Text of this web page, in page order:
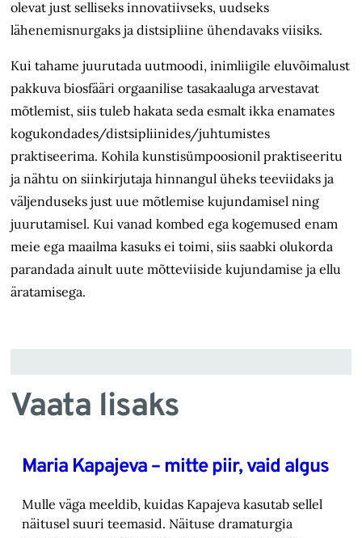
olevat just selliseks innovatiivseks, uudseks
lähenemisnurgaks ja distsipliine ühendavaks viisiks.
Kui tahame juurutada uutmoodi, inimliigile eluvõimalust
pakkuva biosfääri orgaanilise tasakaaluga arvestavat
mõtlemist, siis tuleb hakata seda esmalt ikka enamates
kogukondades/distsipliinides/juhtumistes
praktiseerima. Kohila kunstisümpoosionil praktiseeritu
ja nähtu on siinkirjutaja hinnangul üheks teeviidaks ja
väljenduseks just uue mõtlemise kujundamisel ning
juurutamisel. Kui vanad kombed ega kogemused enam
meie ega maailma kasuks ei toimi, siis saabki olukorda
parandada ainult uute mõtteviiside kujundamise ja ellu
äratamisega.
Vaata lisaks
Maria Kapajeva – mitte piir, vaid algus
Mulle väga meeldib, kuidas Kapajeva kasutab sellel
näitusel suuri teemasid. Näituse drama‎turgia